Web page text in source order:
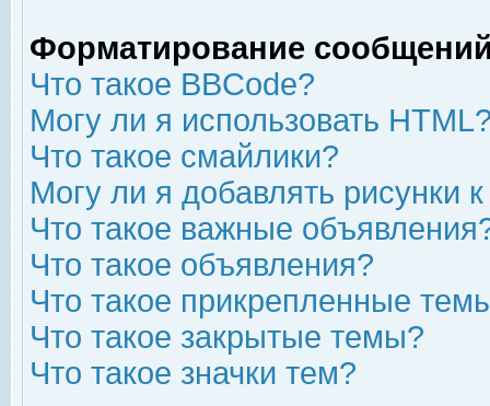
Форматирование
Что такое BBCode?
Могу ли я использовать
Что такое смайлики?
Могу ли я добавлять рисунки
Что такое важные
Что такое объявления?
Что такое прикрепленные
Что такое закрытые темы?
Что такое значки тем?